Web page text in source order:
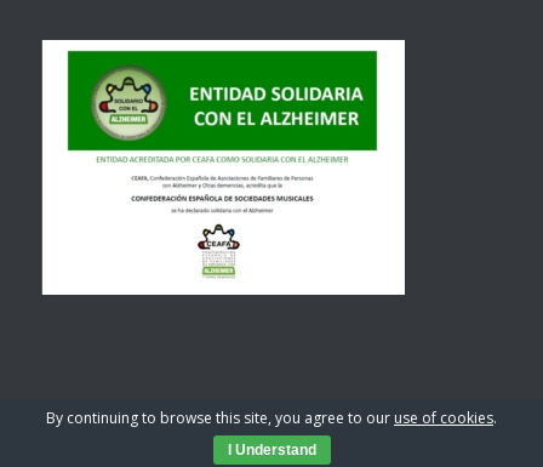
By continuing to browse this site, you agree to our use of cookies.
I Understand